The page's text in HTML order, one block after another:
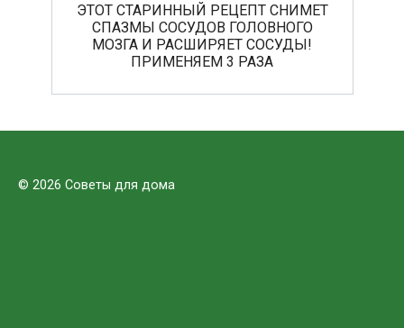
ЭТОТ СТАРИННЫЙ РЕЦЕПТ СНИМЕТ
СПАЗМЫ СОСУДОВ ГОЛОВНОГО
МОЗГА И РАСШИРЯЕТ СОСУДЫ!
ПРИМЕНЯЕМ 3 РАЗА
© 2026 Советы для дома